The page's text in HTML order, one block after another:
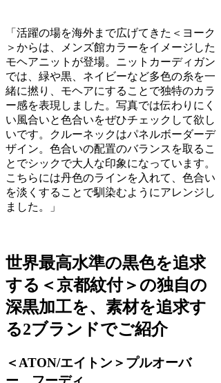
「活躍の場を海外まで広げてきた＜ヨーク
＞からは、メンズ館カラーをイメージした
モヘアニットが登場。ニットカーディガン
では、緑や黒、ネイビーなど多色の糸を一
緒に撚り、モヘアにすることで独特のカラ
ー感を表現しました。写真では伝わりにく
い風合いと色合いをぜひチェックして欲し
いです。クルーネックはパネルボーダーデ
ザイン。色合いの配置のバランスを取るこ
とでシックで大人な印象になっています。
こちらには丹色のラインを入れて、色合い
を淡くすることで馴染むようにアレンジし
ました。」
世界最高水準の黒色を追求
する＜京都紋付＞の独自の
深黒加工を、素材を追求す
る2ブランドでご紹介
＜ATON/エイトン＞プルオーバ